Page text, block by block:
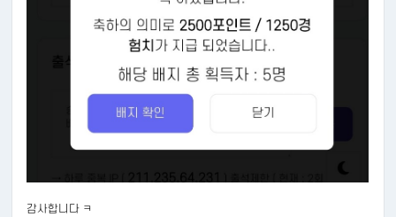
감사합니다 ㅋ